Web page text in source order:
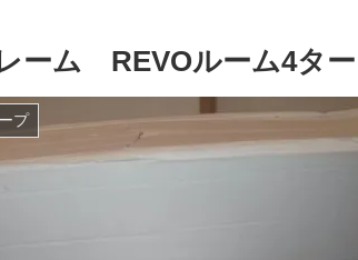
ーム REVOルーム4ター
プ